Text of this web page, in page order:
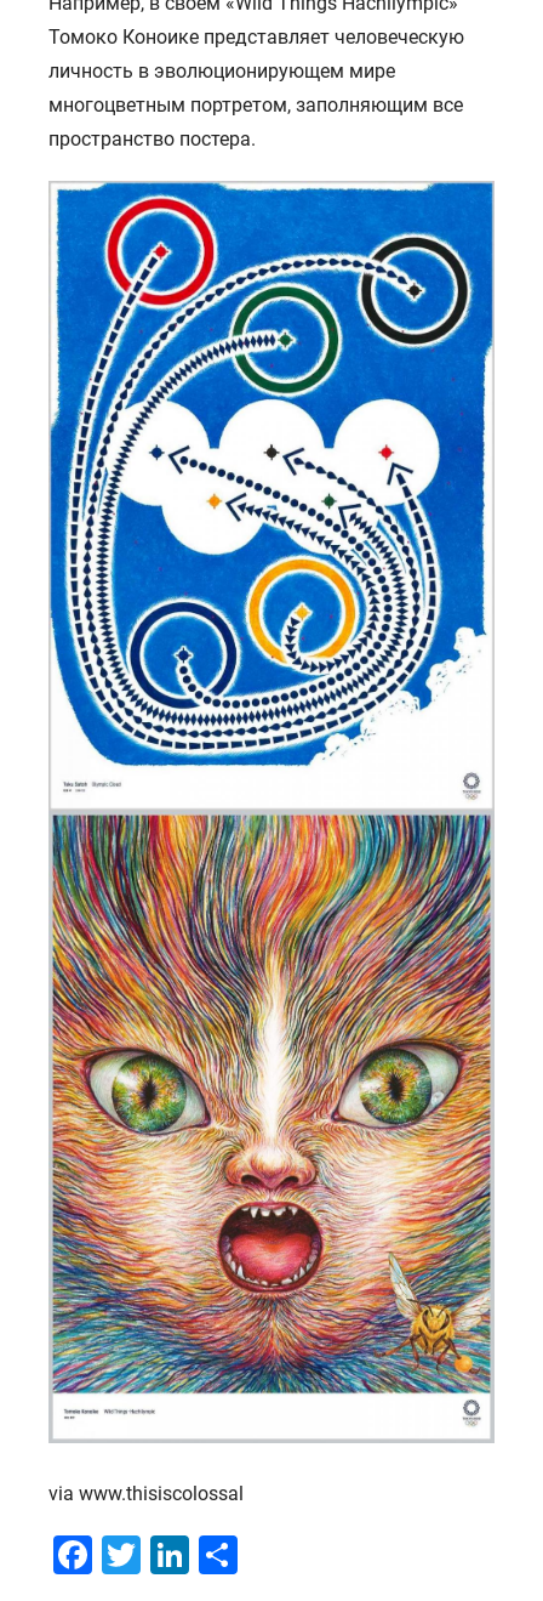
Томоко Коноике представляет человеческую
личность в эволюционирующем мире
многоцветным портретом, заполняющим все
пространство постера.
via www.thisiscolossal
Facebook
TwitterLinkedIn
ГЛАВНАЯ
О НАС
УСЛУГИ
ПОРТФОЛИО
БРИФЫ
КАРЬЕРА
БЛОГ
КОНТАКТЫ